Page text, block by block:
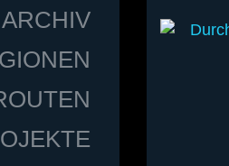
ARCHIV